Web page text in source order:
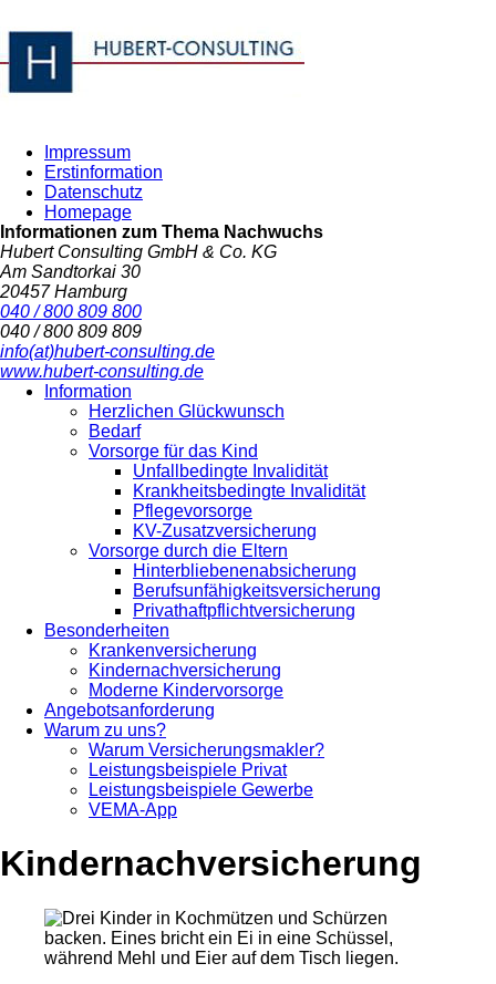
Impressum
Erstinformation
Datenschutz
Homepage
Informationen zum Thema Nachwuchs
Hubert Consulting GmbH & Co. KG
Am Sandtorkai 30
20457 Hamburg
040 / 800 809 800
040 / 800 809 809
info(at)hubert-consulting.de
www.hubert-consulting.de
Information
Herzlichen Glückwunsch
Bedarf
Vorsorge für das Kind
Unfallbedingte Invalidität
Krankheitsbedingte Invalidität
Pflegevorsorge
KV-Zusatzversicherung
Vorsorge durch die Eltern
Hinterbliebenenabsicherung
Berufsunfähigkeitsversicherung
Privathaftpflichtversicherung
Besonderheiten
Krankenversicherung
Kindernachversicherung
Moderne Kindervorsorge
Angebotsanforderung
Warum zu uns?
Warum Versicherungsmakler?
Leistungsbeispiele Privat
Leistungsbeispiele Gewerbe
VEMA-App
Kindernachversicherung